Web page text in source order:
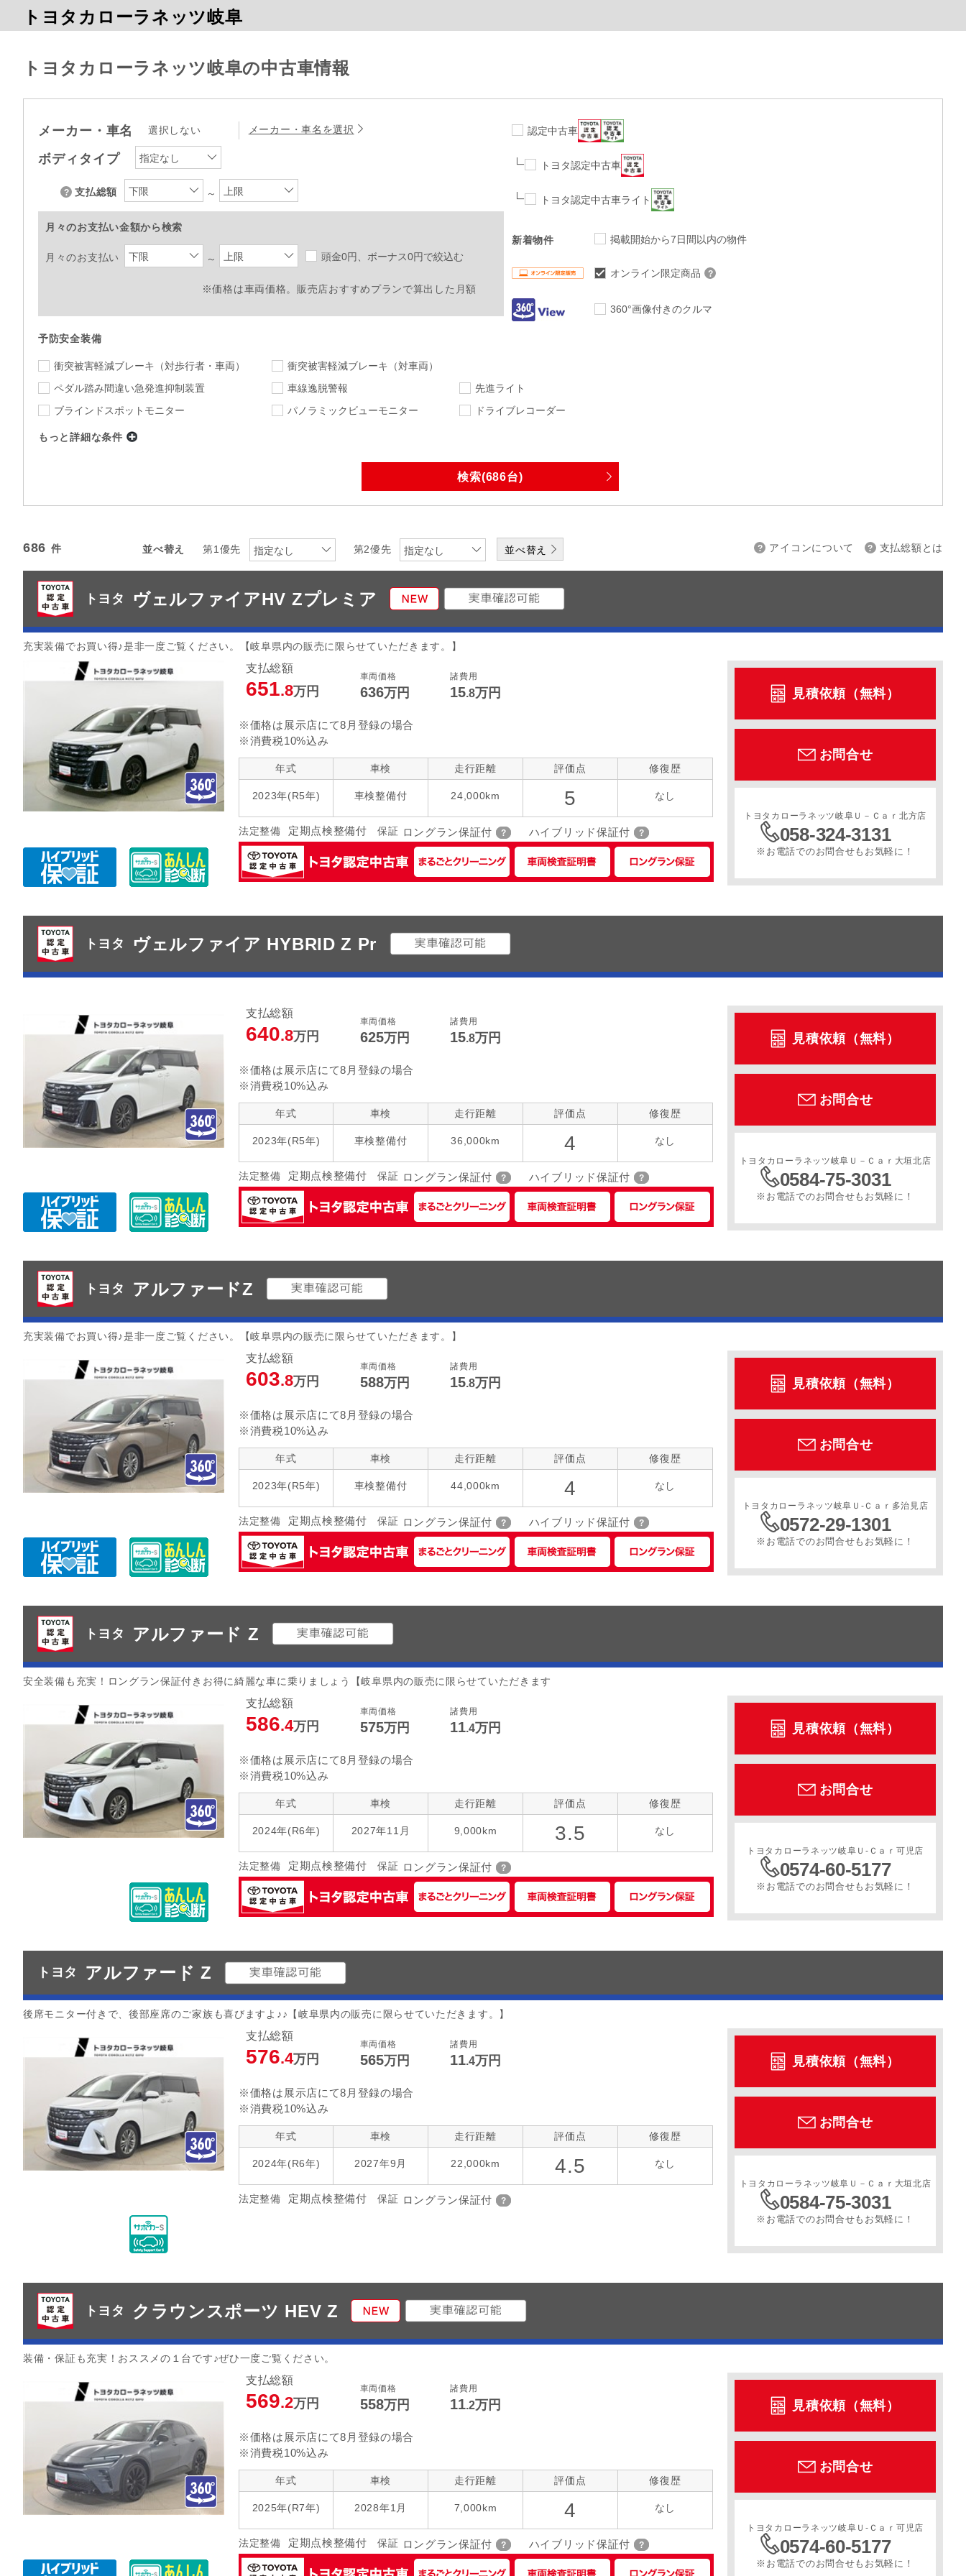
トヨタカローラネッツ岐阜
トヨタカローラネッツ岐阜の中古車情報
メーカー・車名 選択しない メーカー・車名を選択
ボディタイプ 指定なし
支払総額 下限 ～ 上限
月々のお支払い金額から検索
月々のお支払い 下限 ～ 上限 頭金0円、ボーナス0円で絞込む
※価格は車両価格。販売店おすすめプランで算出した月額
認定中古車
トヨタ認定中古車
トヨタ認定中古車ライト
新着物件 掲載開始から7日間以内の物件
オンライン限定商品
360°画像付きのクルマ
予防安全装備
衝突被害軽減ブレーキ （対歩行者・車両）
衝突被害軽減ブレーキ（対車両）
ペダル踏み間違い急発進抑制装置
車線逸脱警報
先進ライト
ブラインドスポットモニター
パノラミックビューモニター ドライブレコーダー
もっと詳細な条件
走行距離 指定なし 車検 指定なし
ワンオーナー 修復歴無
カラー
カーナビ TV
エアロパーツ 指定なし スライドドア 寒冷地仕様
686 並べ替え 第1優先 指定なし 第2優先 指定なし アイコンについて 支払総額とは
トヨタ ヴェルファイアHV Zプレミア
充実装備でお買い得♪是非一度ご覧ください。【岐阜県内の販売に限らせていただきます。】
支払総額
651.8万円
車両価格
636万円
諸費用
15.8万円
※価格は展示店にて8月登録の場合
※消費税10%込み
年式
2023年(R5年)
車検
車検整備付
走行距離
24,000km
評価点
5
修復歴
なし
法定整備 定期点検整備付 保証 ロングラン保証付 ハイブリッド保証付
見積依頼（無料）
お問合せ
トヨタカローラネッツ岐阜Ｕ－Ｃａｒ北方店
058-324-3131
※お電話でのお問合せもお気軽に！
トヨタ ヴェルファイア HYBRID Z Pr
支払総額
640.8万円
車両価格
625万円
諸費用
15.8万円
※価格は展示店にて8月登録の場合
※消費税10%込み
年式
2023年(R5年)
車検
車検整備付
走行距離
36,000km
評価点
4
修復歴
なし
法定整備 定期点検整備付 保証 ロングラン保証付 ハイブリッド保証付
見積依頼（無料）
お問合せ
トヨタカローラネッツ岐阜Ｕ－Ｃａｒ大垣北店
0584-75-3031
※お電話でのお問合せもお気軽に！
トヨタ アルファードZ
充実装備でお買い得♪是非一度ご覧ください。【岐阜県内の販売に限らせていただきます。】
支払総額
603.8万円
車両価格
588万円
諸費用
15.8万円
※価格は展示店にて8月登録の場合
※消費税10%込み
年式
2023年(R5年)
車検
車検整備付
走行距離
44,000km
評価点
4
修復歴
なし
法定整備 定期点検整備付 保証 ロングラン保証付 ハイブリッド保証付
見積依頼（無料）
お問合せ
トヨタカローラネッツ岐阜Ｕ‐Ｃａｒ多治見店
0572-29-1301
※お電話でのお問合せもお気軽に！
トヨタ アルファード Z
安全装備も充実！ロングラン保証付きお得に綺麗な車に乗りましょう【岐阜県内の販売に限らせていただきます
支払総額
586.4万円
車両価格
575万円
諸費用
11.4万円
※価格は展示店にて8月登録の場合
※消費税10%込み
年式
2024年(R6年)
車検
2027年11月
走行距離
9,000km
評価点
3.5
修復歴
なし
法定整備 定期点検整備付 保証 ロングラン保証付
見積依頼（無料）
お問合せ
トヨタカローラネッツ岐阜Ｕ‐Ｃａｒ可児店
0574-60-5177
※お電話でのお問合せもお気軽に！
トヨタ アルファード Z
後席モニター付きで、後部座席のご家族も喜びますよ♪♪【岐阜県内の販売に限らせていただきます。】
支払総額
576.4万円
車両価格
565万円
諸費用
11.4万円
※価格は展示店にて8月登録の場合
※消費税10%込み
年式
2024年(R6年)
車検
2027年9月
走行距離
22,000km
評価点
4.5
修復歴
なし
法定整備 定期点検整備付 保証 ロングラン保証付
見積依頼（無料）
お問合せ
トヨタカローラネッツ岐阜Ｕ－Ｃａｒ大垣北店
0584-75-3031
※お電話でのお問合せもお気軽に！
トヨタ クラウンスポーツ HEV Z
装備・保証も充実！おススメの１台です♪ぜひ一度ご覧ください。
支払総額
569.2万円
車両価格
558万円
諸費用
11.2万円
※価格は展示店にて8月登録の場合
※消費税10%込み
年式
2025年(R7年)
車検
2028年1月
走行距離
7,000km
評価点
4
修復歴
なし
法定整備 定期点検整備付 保証 ロングラン保証付 ハイブリッド保証付
見積依頼（無料）
お問合せ
トヨタカローラネッツ岐阜Ｕ‐Ｃａｒ可児店
0574-60-5177
※お電話でのお問合せもお気軽に！